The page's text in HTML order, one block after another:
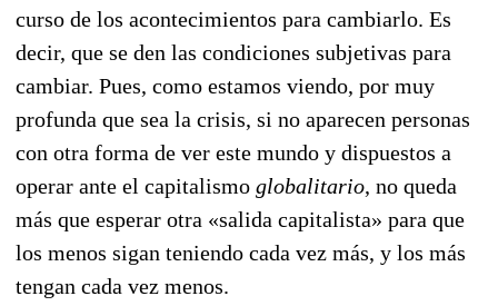
curso de los acontecimientos para cambiarlo. Es
decir, que se den las condiciones subjetivas para
cambiar. Pues, como estamos viendo, por muy
profunda que sea la crisis, si no aparecen personas
con otra forma de ver este mundo y dispuestos a
operar ante el capitalismo globalitario, no queda
más que esperar otra «salida capitalista» para que
los menos sigan teniendo cada vez más, y los más
tengan cada vez menos.